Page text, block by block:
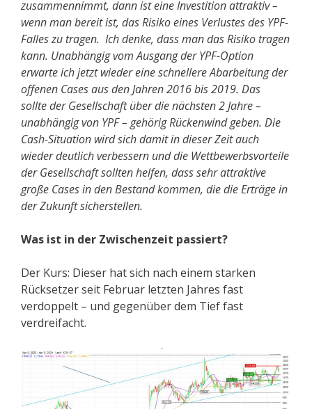
zusammennimmt, dann ist eine Investition attraktiv –
wenn man bereit ist, das Risiko eines Verlustes des YPF-
Falles zu tragen. Ich denke, dass man das Risiko tragen
kann. Unabhängig vom Ausgang der YPF-Option
erwarte ich jetzt wieder eine schnellere Abarbeitung der
offenen Cases aus den Jahren 2016 bis 2019. Das
sollte der Gesellschaft über die nächsten 2 Jahre –
unabhängig von YPF – gehörig Rückenwind geben. Die
Cash-Situation wird sich damit in dieser Zeit auch
wieder deutlich verbessern und die Wettbewerbsvorteile
der Gesellschaft sollten helfen, dass sehr attraktive
große Cases in den Bestand kommen, die die Erträge in
der Zukunft sicherstellen.
Was ist in der Zwischenzeit passiert?
Der Kurs: Dieser hat sich nach einem starken
Rücksetzer seit Februar letzten Jahres fast
verdoppelt – und gegenüber dem Tief fast
verdreifacht.